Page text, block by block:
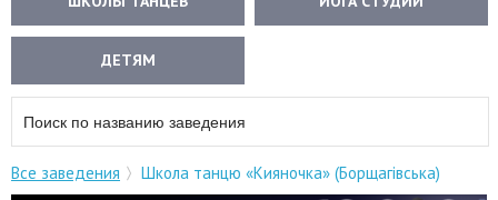
ДЕТЯМ
Все заведения Школа танцю «Кияночка» (Борщагівська)